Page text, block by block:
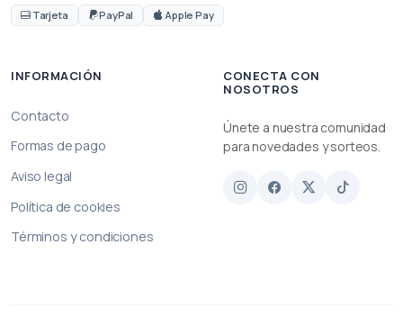
Tarjeta PayPal Apple Pay
INFORMACIÓN
Contacto
Formas de pago
Aviso legal
Política de cookies
Términos y condiciones
CONECTA CON
NOSOTROS
Únete a nuestra comunidad
para novedades y sorteos.